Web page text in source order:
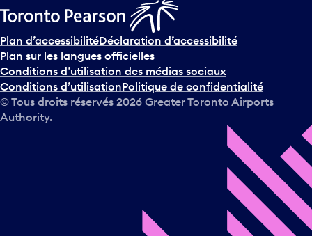
Plan d’accessibilitéDéclaration d’accessibilité
Plan sur les langues officielles
Conditions d’utilisation des médias sociaux
Conditions d’utilisationPolitique de confidentialité
© Tous droits réservés 2026 Greater Toronto Airports
Authority.